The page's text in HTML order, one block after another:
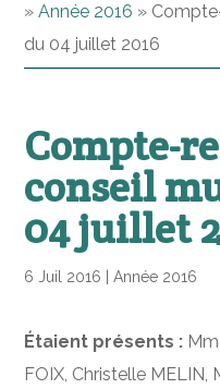
»Année 2016 »
du 04 juillet 2016
Compte-
conseil
04 juillet
6 Juil 2016 |Année 2016
Étaient présents :
FOIX, Christelle MELIN,